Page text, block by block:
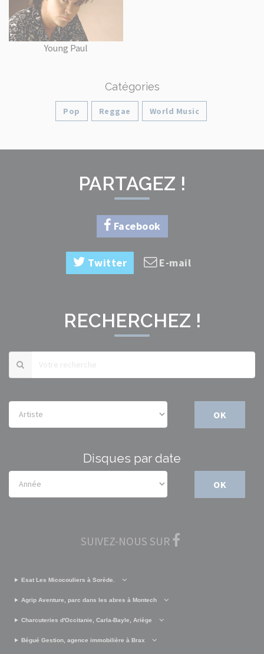
Young Paul
Catégories
Pop Reggae World Music
PARTAGEZ !
Facebook
Twitter E-mail
RECHERCHEZ !
OK
Disques par date
OK
SUIVEZ-NOUS SUR
Esat Les Micocouliers à Sorède.
Agrip Aventure, parc dans les abres à Montech
Charcuteries d'Occitanie, Carla-Bayle, Ariège
Bégué Gestion, agence immobilière à Brax